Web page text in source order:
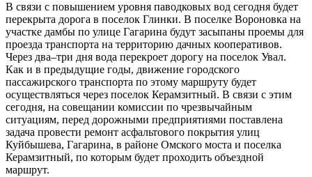
В связи с повышением уровня паводковых вод сегодня будет
перекрыта дорога в поселок Глинки. В поселке Вороновка на
участке дамбы по улице Гагарина будут засыпаны проемы для
проезда транспорта на территорию дачных кооперативов.
Через два–три дня вода перекроет дорогу на поселок Увал.
Как и в предыдущие годы, движение городского
пассажирского транспорта по этому маршруту будет
осуществляться через поселок Керамзитный. В связи с этим
сегодня, на совещании комиссии по чрезвычайным
ситуациям, перед дорожными предприятиями поставлена
задача провести ремонт асфальтового покрытия улиц
Куйбышева, Гагарина, в районе Омского моста и поселка
Керамзитный, по которым будет проходить объездной
маршрут.